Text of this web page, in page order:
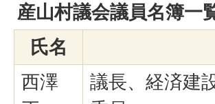
産山村議会議員名簿一
氏名
西澤
議長、経済建